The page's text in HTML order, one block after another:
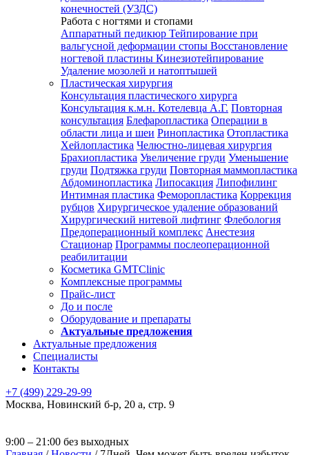
конечностей (УЗДС)
Работа с ногтями и стопами
Аппаратный педикюр Тейпирование при
вальгусной деформации стопы Восстановление
ногтевой пластины Кинезиотейпирование
Удаление мозолей и натоптышей
Пластическая хирургия
Консультация пластического хирурга
Консультация к.м.н. Котелевца А.Г. Повторная
консультация Блефаропластика Операции в
области лица и шеи Ринопластика Отопластика
Хейлопластика Челюстно-лицевая хирургия
Брахиопластика Увеличение груди Уменьшение
груди Подтяжка груди Повторная маммопластика
Абдоминопластика Липосакция Липофилинг
Интимная пластика Феморопластика Коррекция
рубцов Хирургическое удаление образований
Хирургический нитевой лифтинг Флебология
Предоперационный комплекс Анестезия
Стационар Программы послеоперационной
реабилитации
Косметика GMTClinic
Комплексные программы
Прайс-лист
До и после
Оборудование и препараты
Актуальные предложения
Актуальные предложения
Специалисты
Контакты
+7 (499) 229-29-99
Москва, Новинский б-р, 20 а, стр. 9
9:00 – 21:00 без выходных